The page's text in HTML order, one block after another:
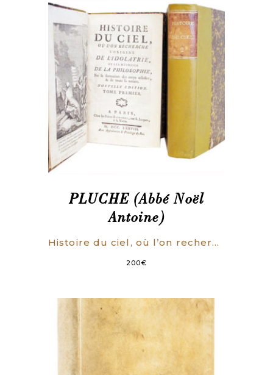
PLUCHE (Abbé Noël
Antoine)
Histoire du ciel, où l’on recherche l’origine de l’idolâtrie et les méprises de la philosophie sur la formation des corps célestes & de toute la nature.
200€